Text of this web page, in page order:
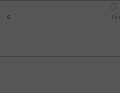
0 Tip